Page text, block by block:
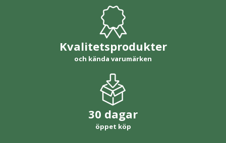
Kvalitetsprodukter
och kända varumärken
30 dagar
öppet köp